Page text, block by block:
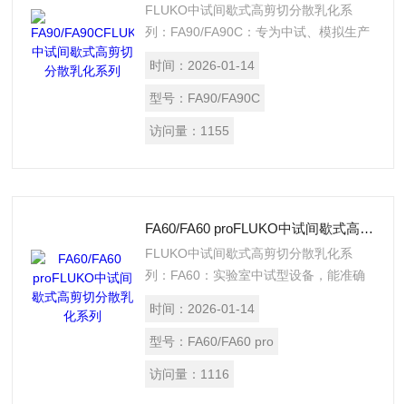
FLUKO中试间歇式高剪切分散乳化系
列：FA90/FA90C：专为中试、模拟生产
50L。
时间： 2026-01-14
型号： FA90/FA90C
访问量： 1155
FA60/FA60 proFLUKO中试间歇式高剪切分散乳化系列
FLUKO中试间歇式高剪切分散乳化系
列：FA60：实验室中试型设备，能准确
生产工艺、选择大生产设备提供依据。
FA60 pro：高速中试分散机，最大处理量
及小型生产车间。宽广的转速范围
时间： 2026-01-14
型号： FA60/FA60 pro
访问量： 1116